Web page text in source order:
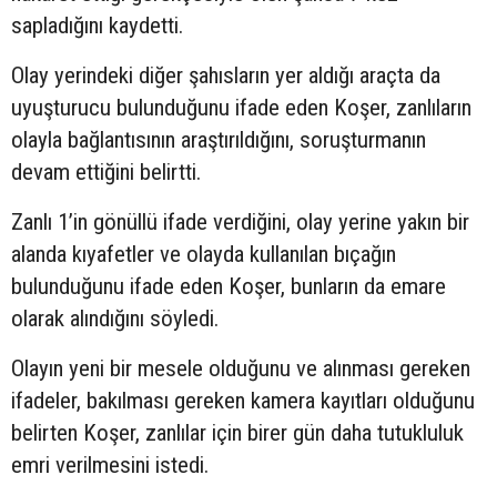
sapladığını kaydetti.
Olay yerindeki diğer şahısların yer aldığı araçta da
uyuşturucu bulunduğunu ifade eden Koşer, zanlıların
olayla bağlantısının araştırıldığını, soruşturmanın
devam ettiğini belirtti.
Zanlı 1’in gönüllü ifade verdiğini, olay yerine yakın bir
alanda kıyafetler ve olayda kullanılan bıçağın
bulunduğunu ifade eden Koşer, bunların da emare
olarak alındığını söyledi.
Olayın yeni bir mesele olduğunu ve alınması gereken
ifadeler, bakılması gereken kamera kayıtları olduğunu
belirten Koşer, zanlılar için birer gün daha tutukluluk
emri verilmesini istedi.